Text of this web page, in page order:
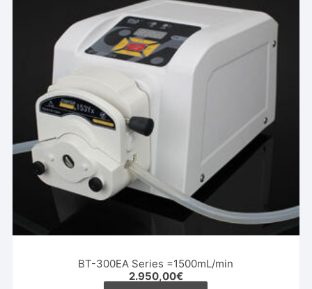
BT-300EA Series =1500mL/min
2.950,00€